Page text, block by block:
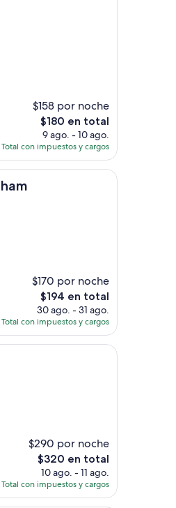
$158 por noche
El
precio
actual
es
de
$180 en total
9 ago. - 10 ago.
Total con impuestos y cargos
$170 por noche
El
precio
actual
es
de
$194 en total
30 ago. - 31 ago.
Total con impuestos y cargos
$290 por noche
El
precio
actual
es
$320 en total
10 ago. - 11 ago.
Total con impuestos y cargos